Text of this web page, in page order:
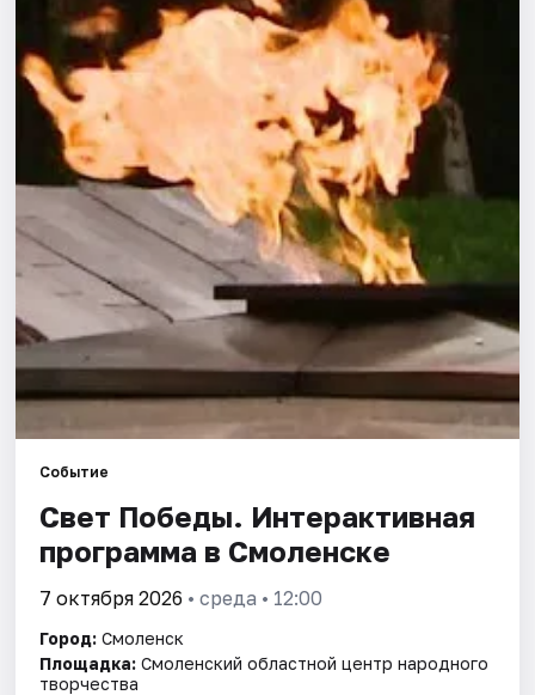
Города
Площадки
Артисты
Рейтинги
Событие
Свет Победы. Интерактивная
программа в Смоленске
7 октября 2026 • среда • 12:00
Город: Смоленск
Площадка: Смоленский областной центр народного
творчества